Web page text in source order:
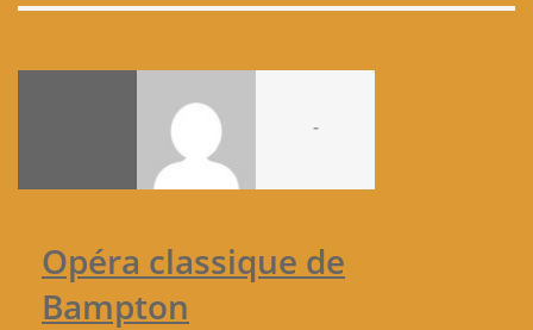
-
Opéra classique de
Bampton